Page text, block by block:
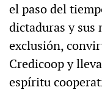
el paso del
dictaduras y sus
exclusión,
Credicoop y
espíritu